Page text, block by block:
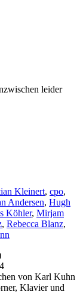
leider
Kleinert, cpo,
Andersen, Hugh
Köhler, Mirjam
, Rebecca Blanz,
von Karl Kuhn
Klavier und